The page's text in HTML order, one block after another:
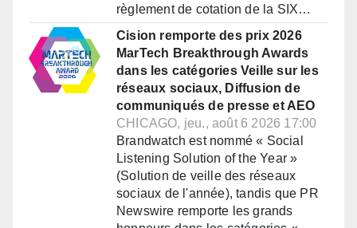
règlement de cotation de la SIX…
Cision remporte des prix 2026
MarTech Breakthrough Awards
dans les catégories Veille sur les
réseaux sociaux, Diffusion de
communiqués de presse et AEO
CHICAGO, jeu., août 6 2026 17:00
Brandwatch est nommé « Social
Listening Solution of the Year »
(Solution de veille des réseaux
sociaux de l'année), tandis que PR
Newswire remporte les grands